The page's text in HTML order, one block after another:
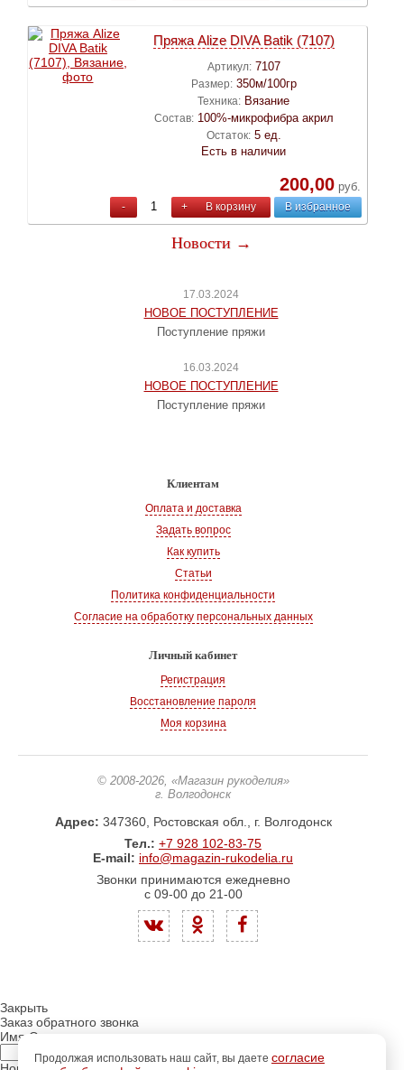
Пряжа Alize DIVA Batik (7107)
Артикул: 7107
Размер: 350м/100гр
Техника: Вязание
Состав: 100%-микрофибра акрил
Остаток: 5 ед.
Есть в наличии
200,00руб.
- + В корзину В избранное
Новости →
17.03.2024
НОВОЕ ПОСТУПЛЕНИЕ
Поступление пряжи
16.03.2024
НОВОЕ ПОСТУПЛЕНИЕ
Поступление пряжи
Клиентам
Оплата и доставка
Задать вопрос
Как купить
Статьи
Политика конфиденциальности
Согласие на обработку персональных данных
Личный кабинет
Регистрация
Восстановление пароля
Моя корзина
© 2008-2026, «Магазин рукоделия»
г. Волгодонск
Адрес: 347360, Ростовская обл., г. Волгодонск
Тел.: +7 928 102-83-75
E-mail: info@magazin-rukodelia.ru
Звонки принимаются ежедневно
с 09-00 до 21-00
Продолжая использовать наш сайт, вы даете согласие
Закрыть
Заказ обратного звонка
Имя Отчество: